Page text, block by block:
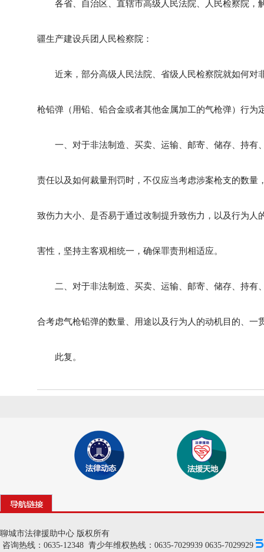
各省、自治区、直辖市高级人民法院、人民检察院，
疆生产建设兵团人民检察院：
近来，部分高级人民法院、省级人民检察院就如何对
枪铅弹（用铅、铅合金或者其他金属加工的气枪弹）行
一、对于非法制造、买卖、运输、邮寄、储存、持有
责任以及如何裁量刑罚时，不仅应当考虑涉案枪支的数
致伤力大小、是否易于通过改制提升致伤力，以及行为
害性，坚持主客观相统一，确保罪责刑相适应。
二、对于非法制造、买卖、运输、邮寄、储存、持有
合考虑气枪铅弹的数量、用途以及行为人的动机目的、
此复。
聊城市法律援助中心 版权所有
咨询热线：0635-12348 青少年维权热线：0635-7029939 0635-7029929